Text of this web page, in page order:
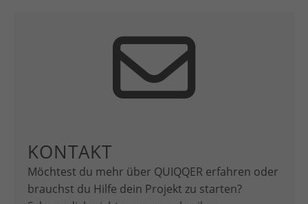
KONTAKT
Möchtest du mehr über QUIQQER erfahren oder
brauchst du Hilfe dein Projekt zu starten?